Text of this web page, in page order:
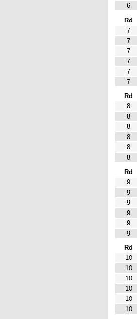
6
Rd
7
7
7
7
7
7
Rd
8
8
8
8
8
8
Rd
9
9
9
9
9
9
Rd
10
10
10
10
10
10